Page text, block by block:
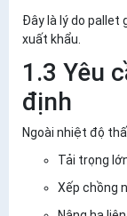
Đây là lý do pallet
xuất khẩu.
1.3 Yêu
định
Ngoài nhiệt độ
Tải trọng
Xếp chồng